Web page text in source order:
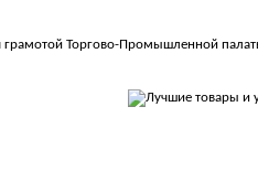
грамотой Торгово-Промышленной